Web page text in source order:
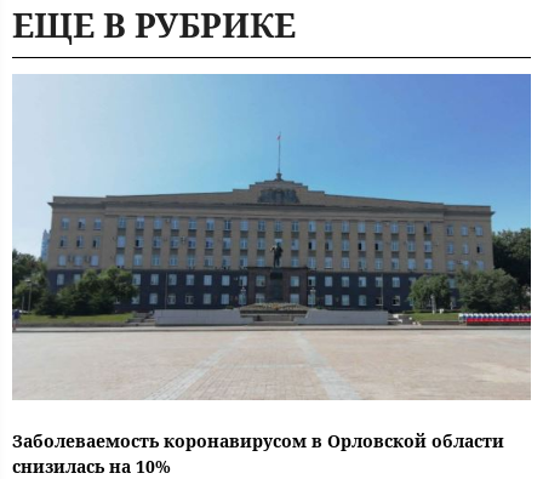
ЕЩЕ В РУБРИКЕ
Заболеваемость коронавирусом в Орловской области
снизилась на 10%